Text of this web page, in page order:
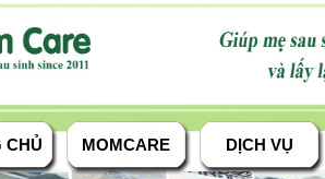
CHỦ MOMCARE DỊCH VỤ